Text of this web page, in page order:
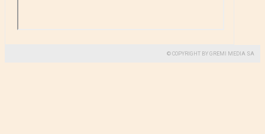
© COPYRIGHT BY GREMI MEDIA SA